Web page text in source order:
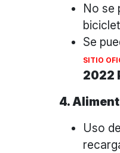
No se
Se
SITIO
2022
4.
Uso